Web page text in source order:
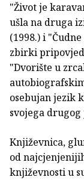
"Život je
ušla na druga
(1998.) i
zbirki
"Dvorište u
osebujan jezik
svojega
Književnica,
od
književnosti u